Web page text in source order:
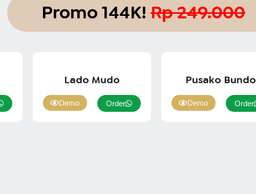
Promo 144K! Rp 249.000
Lado Mudo
Demo Order
Pusako Bundo
Demo Order